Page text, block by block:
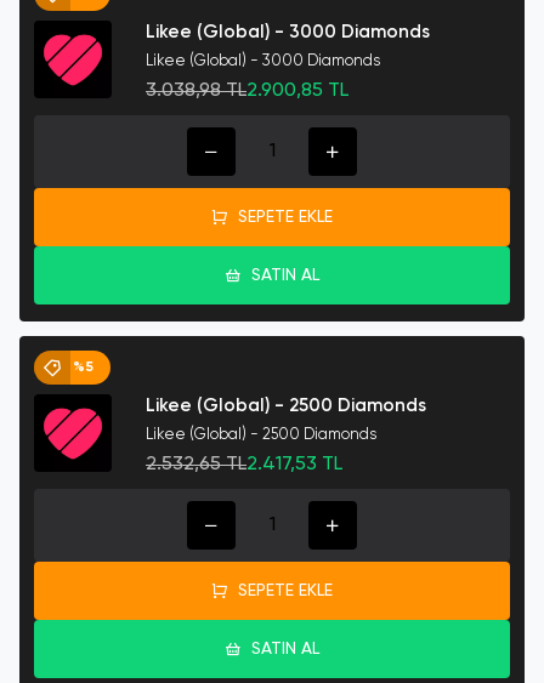
Likee (Global) - 3000 Diamonds
Likee (Global) - 3000 Diamonds
3.038,98 TL2.900,85 TL
SEPETE EKLE
SATIN AL
%5
Likee (Global) - 2500 Diamonds
Likee (Global) - 2500 Diamonds
2.532,65 TL2.417,53 TL
SEPETE EKLE
SATIN AL